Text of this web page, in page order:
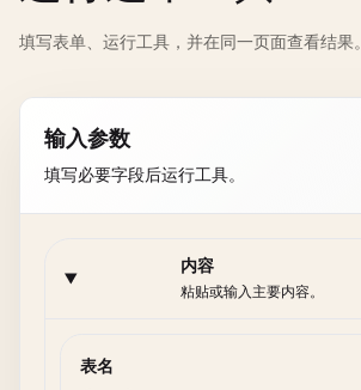
填写表单、运行工具，并在同一页面查看结果。
输入参数
填写必要字段后运行工具。
内容
粘贴或输入主要内容。
表名